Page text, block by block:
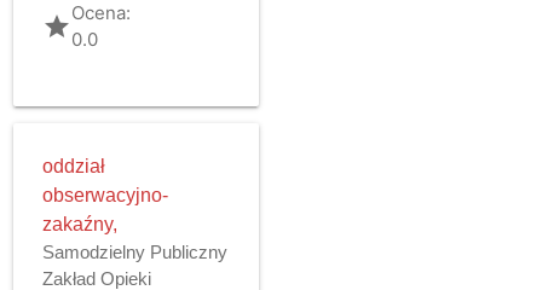
gradeOcena:
0.0
oddział
obserwacyjno-
zakaźny,
Samodzielny Publiczny
Zakład Opieki